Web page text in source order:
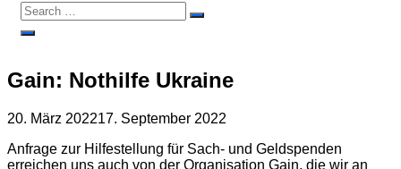
Search
for:
Search
Open
Gain: Nothilfe Ukraine
20. März 202217. September 2022
Anfrage zur Hilfestellung für Sach- und Geldspenden
erreichen uns auch von der Organisation Gain, die wir an